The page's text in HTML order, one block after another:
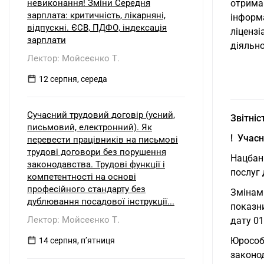
невиконання! Зміни Середня
зарплата: критичність, лікарняні,
відпускні. ЄСВ, ПДФО, індексація
зарплати
Лектор: Мойсеєнко Т.
12 серпня, середа
Сучасний трудовий договір (усний,
письмовий, електронний). Як
перевести працівників на письмові
трудові договори без порушення
законодавства. Трудові функції і
компетентності на основі
професійного стандарту без
дублювання посадової інструкції...
Лектор: Мойсеєнко Т.
14 серпня, пʼятниця
!
дату